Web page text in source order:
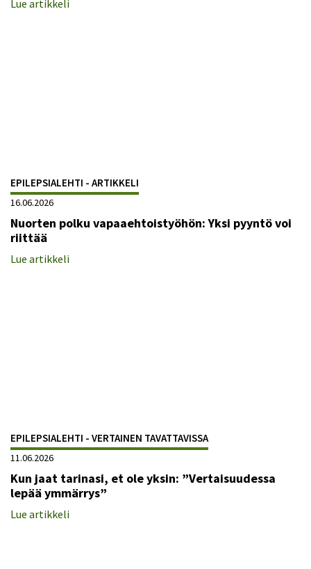
Lue artikkeli
EPILEPSIALEHTI - ARTIKKELI
16.06.2026
Nuorten polku vapaaehtoistyöhön: Yksi pyyntö voi
riittää
Lue artikkeli
EPILEPSIALEHTI - VERTAINEN TAVATTAVISSA
11.06.2026
Kun jaat tarinasi, et ole yksin: ”Vertaisuudessa
lepää ymmärrys”
Lue artikkeli